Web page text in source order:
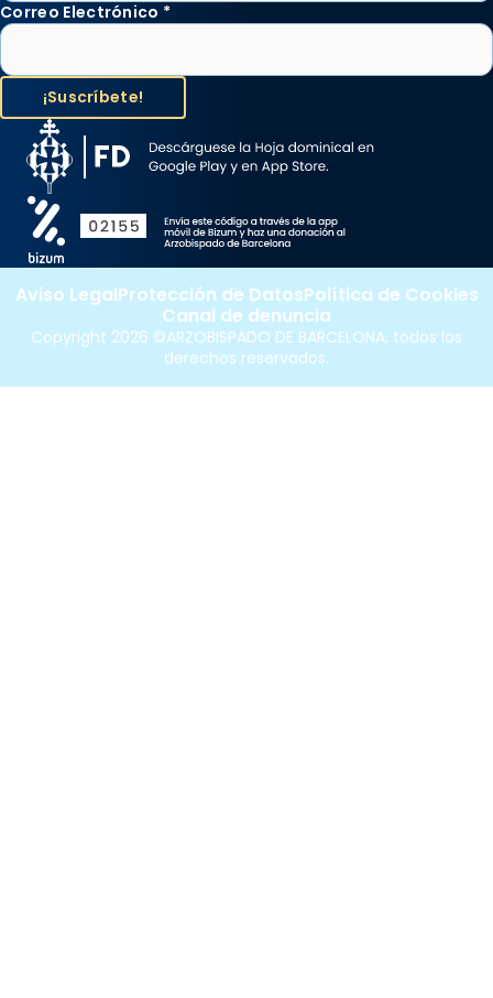
Correo Electrónico *
Copyright 2026 ©ARZOBISPADO DE BARCELONA, todos los
derechos reservados.
Aviso LegalProtección de DatosPolítica de Cookies
Canal de denuncia